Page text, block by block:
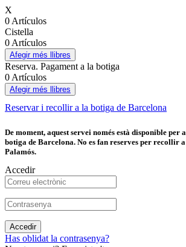
X
0 Artículos
Cistella
0 Artículos
Afegir més llibres
Reserva. Pagament a la botiga
0 Artículos
Afegir més llibres
Reservar i recollir a la botiga de Barcelona
De moment, aquest servei només està disponible per
botiga de Barcelona. No es fan reserves per recollir
Palamós.
Accedir
Accedir
Has oblidat la contrasenya?